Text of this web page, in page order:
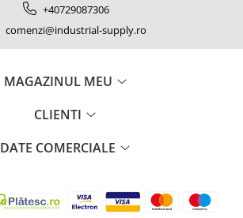
+40729087306
comenzi@industrial-supply.ro
MAGAZINUL MEU
CLIENTI
DATE COMERCIALE